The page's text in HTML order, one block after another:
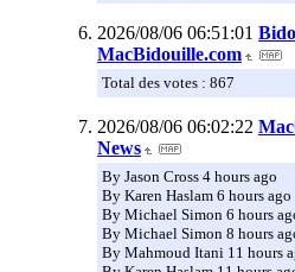
2026/08/06 06:51:01
MacBidouille.com
Total des votes : 867
2026/08/06 06:02:22
News
By Jason Cross 4 hours ago
By Karen Haslam 6 hours ago
By Michael Simon 6 hours
By Michael Simon 8 hours
By Mahmoud Itani 11 hours